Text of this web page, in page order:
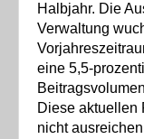
Halbjahr. Die
Verwaltung
eine 5,5-
Diese aktuellen
nicht